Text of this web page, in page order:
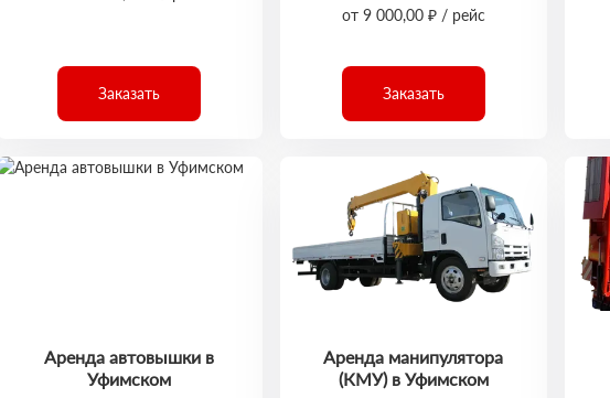
Заказать
от 9 000,00 ₽ / рейс
Заказать
Аренда автовышки в
Уфимском
Аренда манипулятора
(КМУ) в Уфимском